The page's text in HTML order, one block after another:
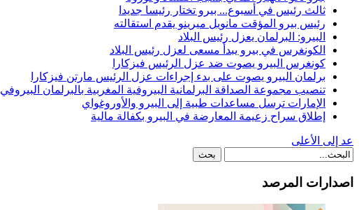
ثالث رئيس في أسبوع... بيرو تختار رئيسا جديدا
رئيس بيرو المؤقت مانويل ميرينو يقدم استقالته
البيرو: البرلمان يعزل رئيس البلاد
الكونغرس في بيرو يبدأ مسعى لعزل رئيس البلاد
كونغرس البيرو يصوت ضد عزل الرئيس فيزكارا
برلمان البيرو يصوت على بدء إجراءات عزل الرئيس مارتن فيزكارا
تنصيب مجموعة الصداقة البرلمانية البيروفية المغربية بالبرلمان البيروفي
الإمارات ترسل مساعدات طبية إلى البيرو والأوروغواي
إطلاق سراح زعيمة المعارضة في البيرو بكفالة مالية
عد إلى الأعلى
اصدارات المرصد